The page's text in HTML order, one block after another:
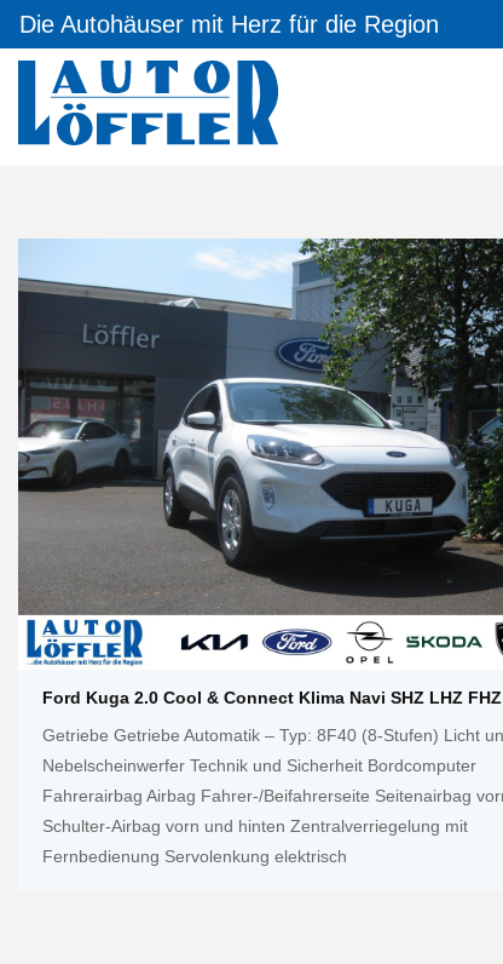
Die Autohäuser mit Herz für die Region
Ford Kuga 2.0 Cool & Connect Klima Navi SHZ LHZ FHZ
Getriebe Getriebe Automatik – Typ: 8F40 (8-Stufen) Licht
Nebelscheinwerfer Technik und Sicherheit Bordcomputer
Fahrerairbag Airbag Fahrer-/Beifahrerseite Seitenairbag
Schulter-Airbag vorn und hinten Zentralverriegelung mit
Fernbedienung Servolenkung elektrisch